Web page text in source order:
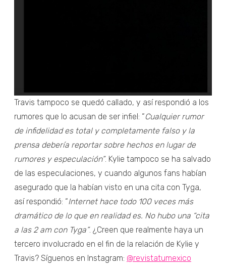
Travis tampoco se quedó callado, y así respondió a los
rumores que lo acusan de ser infiel: “Cualquier rumor
de infidelidad es total y completamente falso y la
prensa debería reportar sobre hechos en lugar de
rumores y especulación”. Kylie tampoco se ha salvado
de las especulaciones, y cuando algunos fans habían
asegurado que la habían visto en una cita con Tyga,
así respondió: “Internet hace todo 100 veces más
dramático de lo que en realidad es. No hubo una “cita
a las 2 am con Tyga”. ¿Creen que realmente haya un
tercero involucrado en el fin de la relación de Kylie y
Travis? Síguenos en Instagram: @revistatumexico